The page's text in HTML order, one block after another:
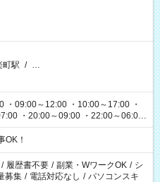
町駅 / …
・09:00～12:00 ・10:00～17:00 ・
・20:00～09:00 ・22:00～06:00
OK！
/ 履歴書不要 / 副業・WワークOK / シ
募集 / 電話対応なし / パソコンスキ